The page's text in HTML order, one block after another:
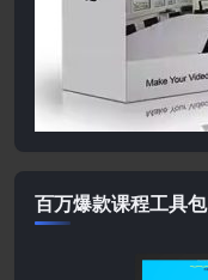
百万爆款课程工具包